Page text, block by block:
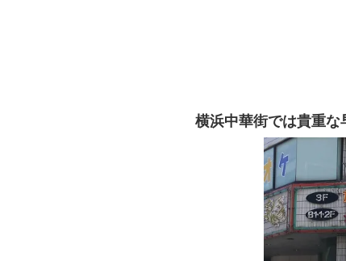
横浜中華街では貴重